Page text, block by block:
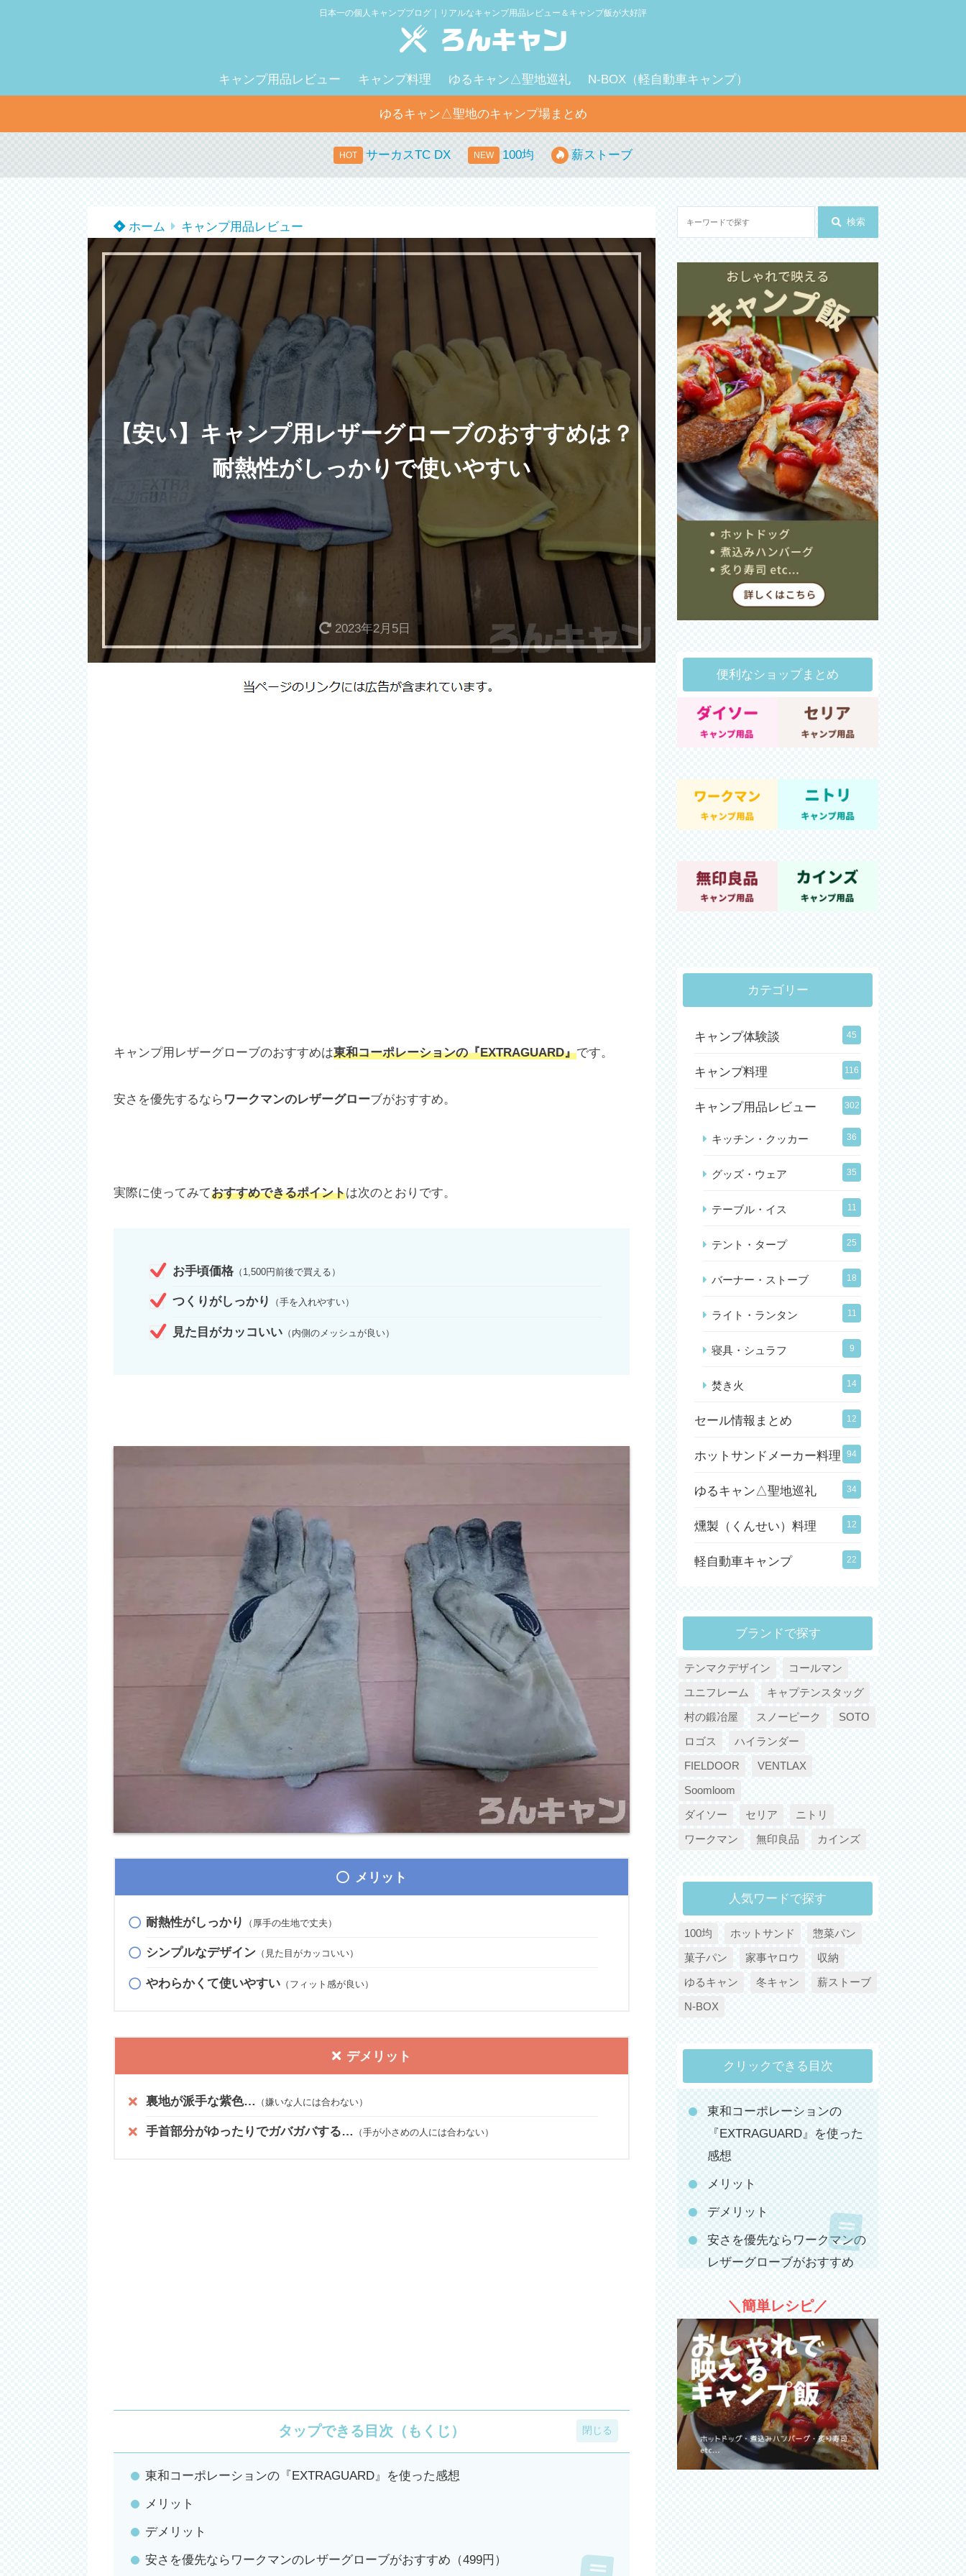
日本一の個人キャンプブログ｜リアルなキャンプ用品レビュー＆キャンプ飯が大好評
キャンプ用品レビュー キャンプ料理 ゆるキャン△聖地巡礼 N-BOX（軽自動車キャンプ）
ゆるキャン△聖地のキャンプ場まとめ
サーカスTC DX 100均 薪ストーブ
ホーム キャンプ用品レビュー
【安い】キャンプ用レザーグローブのおすすめは？
耐熱性がしっかりで使いやすい
2023年2月5日
キャンプ用レザーグローブのおすすめは東和コーポレーションの『EXTRAGUARD』です。
安さを優先するなら ワークマンのレザーグローブがおすすめ。
実際に使ってみておすすめできるポイントは次のとおりです。
お手頃価格（1,500円前後で買える）
つくりがしっかり （手を入れやすい）
見た目がカッコいい（内側のメッシュが良い）
メリット
耐熱性がしっかり （厚手の生地で丈夫）
シンプルなデザイン（見た目がカッコいい）
やわらかくて使いやすい（フィット感が良い）
デメリット
裏地が派手な紫色… （嫌いな人には合わない）
手首部分がゆったりでガバガバする… （手が小さめの人には合わない）
タップできる目次（もくじ）
東和コーポレーションの『EXTRAGUARD』を使った感想
メリット
デメリット
安さを優先ならワークマンのレザーグローブがおすすめ（499円）
検索
便利なショップまとめ
カテゴリー
キャンプ体験談 45
キャンプ料理 116
キャンプ用品レビュー 302
キッチン・クッカー 36
グッズ・ウェア 35
テーブル・イス 11
テント・タープ 25
バーナー・ストーブ 18
ライト・ランタン 11
寝具・シュラフ 9
焚き火 14
セール情報まとめ 12
ホットサンドメーカー料理 94
ゆるキャン△聖地巡礼 34
燻製（くんせい）料理 12
軽自動車キャンプ 22
ブランドで探す
テンマクデザイン
コールマン
ユニフレーム
キャプテンスタッグ
村の鍛冶屋
スノーピーク
SOTO
ロゴス
ハイランダー
FIELDOOR
VENTLAX
Soomloom
ダイソー
セリア
ニトリ
ワークマン
無印良品 カインズ
人気ワードで探す
100均 ホットサンド
惣菜パン
菓子パン
家事ヤロウ
収納
ゆるキャン
冬キャン
薪ストーブ
N-BOX
クリックできる目次
東和コーポレーションの
『EXTRAGUARD』を使った
感想
メリット
デメリット
安さを優先ならワークマンの
レザーグローブがおすすめ
コスパ優秀なレザーグローブ
＼簡単レシピ／